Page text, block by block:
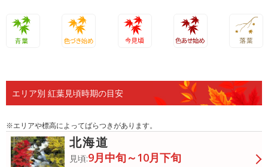
エリア別 紅葉見頃時期の目安
※エリアや標高によってばらつきがあります。
北海道
見頃:9月中旬～10月下旬